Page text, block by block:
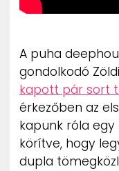
A puha
gondolkodó
kapott pár sort
érkezőben az
kapunk róla egy
körítve, hogy
dupla